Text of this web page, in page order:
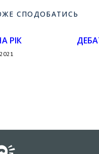
СПОДОБАТИСЬ
РІК